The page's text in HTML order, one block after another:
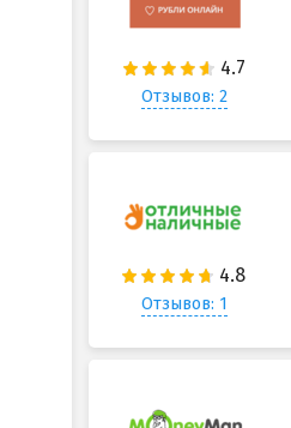
Отзывов: 2
Отзывов: 1